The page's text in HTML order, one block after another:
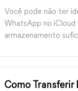
Armazenamento
Você pode não ter
WhatsApp no iCloud
armazenamento
Como Transferir